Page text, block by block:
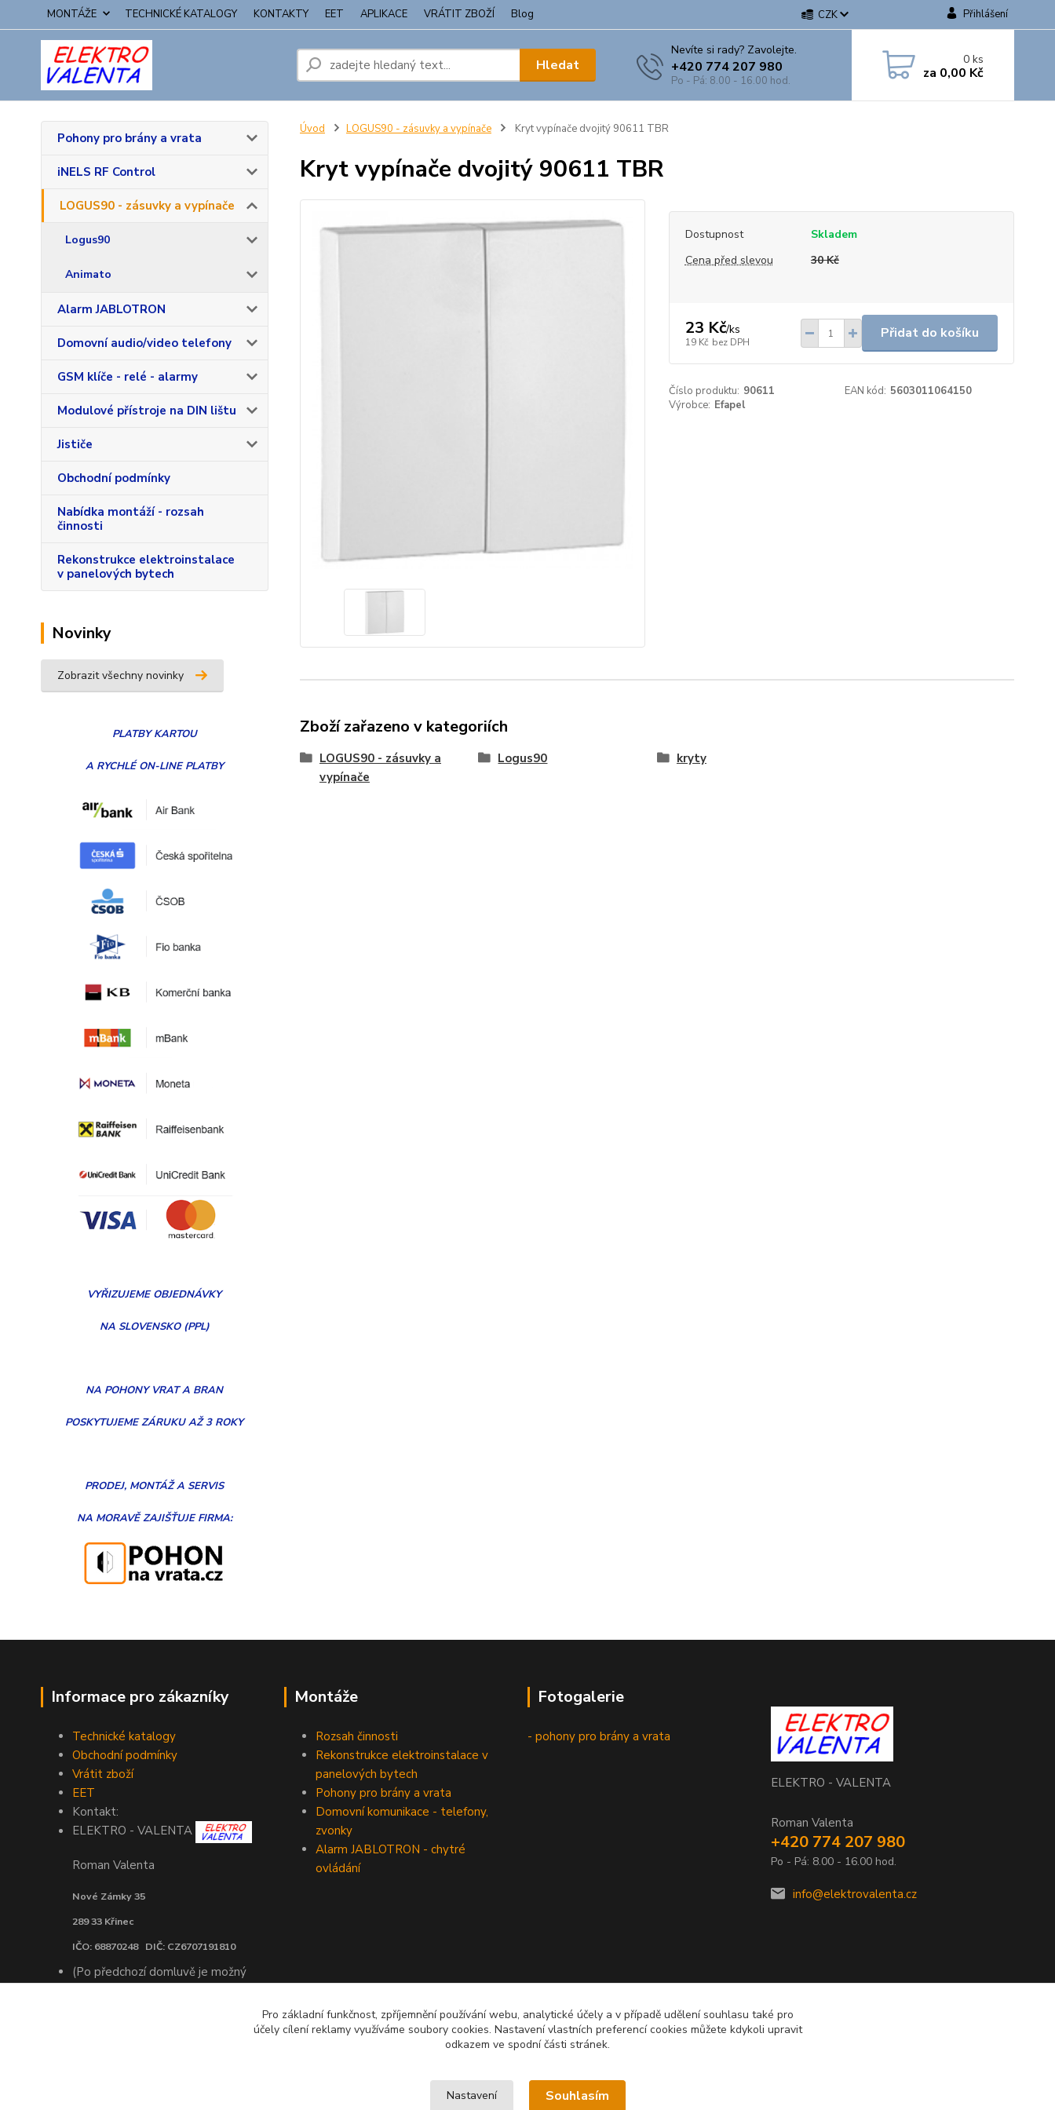
MONTÁŽE TECHNICKÉ KATALOGY KONTAKTY EET APLIKACE VRÁTIT ZBOŽÍ Blog CZK Přihlášení
Hledat
Nevíte si rady? Zavolejte.
+420 774 207 980
Po - Pá: 8.00 - 16.00 hod.
0ks
za 0,00 Kč
Pohony pro brány a vrata
iNELS RF Control
LOGUS90 - zásuvky a vypínače
Logus90
Animato
Alarm JABLOTRON
Domovní audio/video telefony
GSM klíče - relé - alarmy
Modulové přístroje na DIN lištu
Jističe
Obchodní podmínky
Nabídka montáží - rozsah
činnosti
Rekonstrukce elektroinstalace
v panelových bytech
Novinky
Zobrazit všechny novinky
PLATBYKARTOU
A RYCHLÉ ON-LINE PLATBY
VYŘIZUJEMEOBJEDNÁVKY
NA SLOVENSKO (PPL)
NA POHONY VRAT A BRAN
POSKYTUJEME ZÁRUKU AŽ 3 ROKY
PRODEJ, MONTÁŽA SERVIS
NA MORAVĚZAJIŠŤUJE FIRMA:
Úvod LOGUS90 - zásuvky a vypínače Kryt vypínače dvojitý 90611 TBR
Kryt vypínače dvojitý 90611 TBR
Dostupnost
Skladem
Cena před slevou
30 Kč
23 Kč/ks
19 Kč bez DPH
Přidat do košíku
Číslo produktu: 90611 EAN kód: 5603011064150
Výrobce: Efapel
Zboží zařazeno v kategoriích
LOGUS90 - zásuvky a
vypínače
Logus90 kryty
Informace pro zákazníky
Technické katalogy
Obchodní podmínky
Vrátit zboží
EET
Kontakt:
ELEKTRO - VALENTA
Roman Valenta
Nové Zámky 35
289 33 Křinec
IČO: 68870248 DIČ: CZ6707191810
(Po předchozí domluvě je možný
Montáže
Rozsah činnosti
Rekonstrukce elektroinstalace v
panelových bytech
Pohony pro brány a vrata
Domovní komunikace - telefony,
zvonky
Alarm JABLOTRON - chytré
ovládání
Fotogalerie
- pohony pro brány a vrata
ELEKTRO - VALENTA
Roman Valenta
+420 774 207 980
Po - Pá: 8.00 - 16.00 hod.
info@elektrovalenta.cz
Pro základní funkčnost, zpříjemnění používání webu, analytické účely a v případě udělení souhlasu také pro
účely cílení reklamy využíváme soubory cookies. Nastavení vlastních preferencí cookies můžete kdykoli upravit
odkazem ve spodní části stránek.
Nastavení Souhlasím